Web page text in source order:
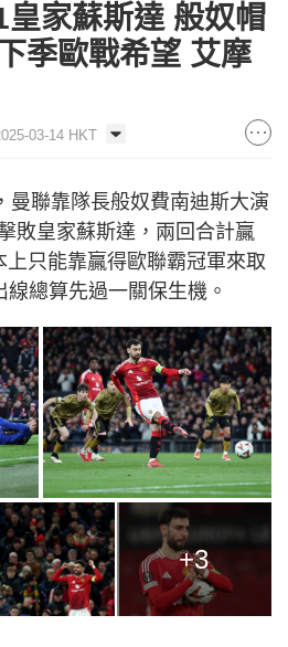
家蘇斯達 般奴帽
季歐戰希望 艾摩
03-14 HKT
曼聯靠隊長般奴費南迪斯大演
敗皇家蘇斯達，兩回合計贏
只能靠贏得歐聯霸冠軍來取
總算先過一關保生機。
+3